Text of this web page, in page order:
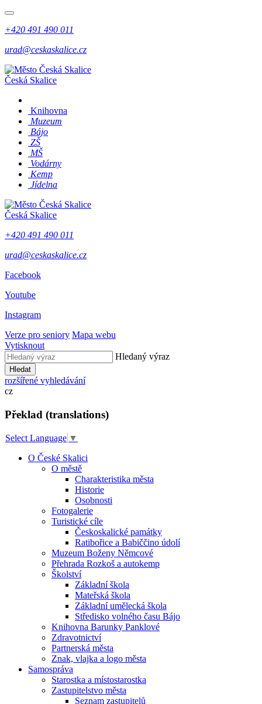
+420 491 490 011
urad@ceskaskalice.cz
Česká Skalice
Knihovna
Muzeum
Bájo
ZŠ
MŠ
Vodárny
Kemp
Jídelna
Česká Skalice
+420 491 490 011
urad@ceskaskalice.cz
Facebook
Youtube
Instagram
Verze pro seniory Mapa webu
Vytisknout
Hledaný výraz
Hledat
rozšířené vyhledávání
cz
Překlad (translations)
Select Language ▼
O České Skalici
O městě
Charakteristika města
Historie
Osobnosti
Fotogalerie
Turistické cíle
Českoskalické památky
Ratibořice a Babiččino údolí
Muzeum Boženy Němcové
Přehrada Rozkoš a autokemp
Školství
Základní škola
Mateřská škola
Základní umělecká škola
Středisko volného času Bájo
Knihovna Barunky Panklové
Zdravotnictví
Partnerská města
Znak, vlajka a logo města
Samospráva
Starostka a místostarostka
Zastupitelstvo města
Seznam zastupitelů